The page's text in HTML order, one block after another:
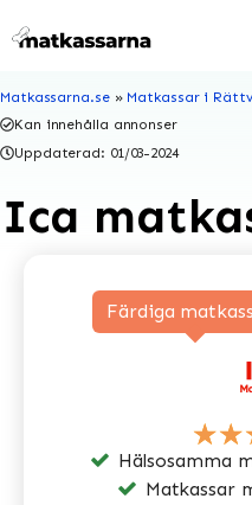
till
Matkassarna.se» Matkassar i
Kan innehålla annonser
Uppdaterad: 01/03-2024
Ica
Färdiga
Hälsosamma
Matkassar